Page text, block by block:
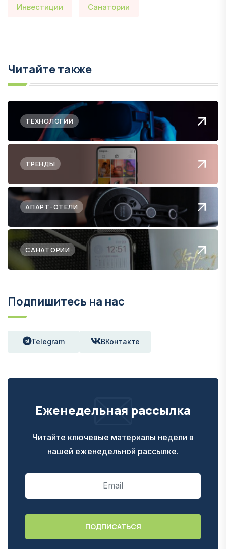
Инвестиции Санатории
Читайте также
ТЕХНОЛОГИИ
ТРЕНДЫ
АПАРТ-ОТЕЛИ
САНАТОРИИ
Подпишитесь на нас
Telegram ВКонтакте
Еженедельная рассылка
Читайте ключевые материалы недели в
нашей еженедельной рассылке.